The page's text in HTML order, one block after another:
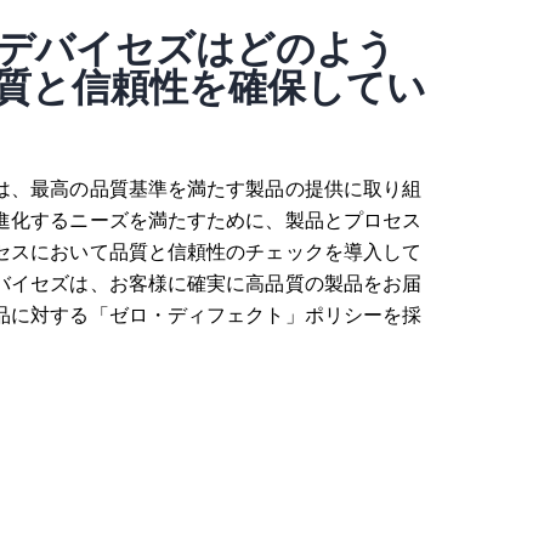
ルチチャンネル・アナログ入出力
開く
バイセズはどのよう
と信頼性を確保してい
、最高の品質基準を満たす製品の提供に取り組
化するニーズを満たすために、製品とプロセス
スにおいて品質と信頼性のチェックを導入して
イセズは、お客様に確実に高品質の製品をお届
に対する「ゼロ・ディフェクト」ポリシーを採